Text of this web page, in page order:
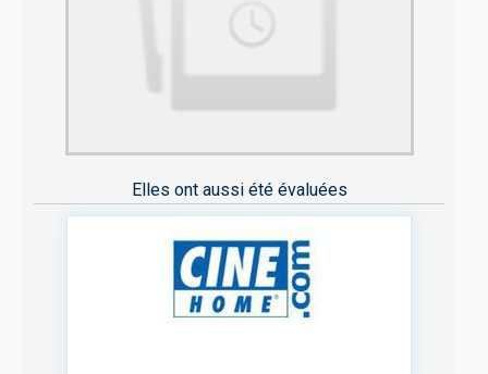
Elles ont aussi été évaluées